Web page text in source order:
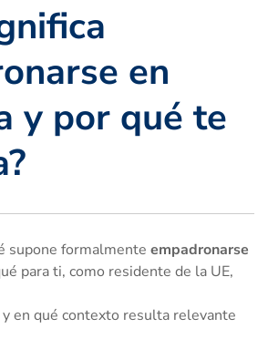
en
y por qué te
supone formalmente empadronarse
para ti, como residente de la UE,
y en qué contexto resulta relevante